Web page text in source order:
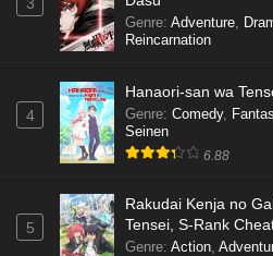
Genre: Adventure
Reincarnation
4
Hanaori-san wa
Genre: Comedy,
Seinen
6.88
5
Rakudai Kenja no
Tensei, S-Rank
Genre: Action